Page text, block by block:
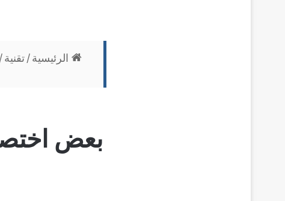
الرئيسية/تقنية/
بعض